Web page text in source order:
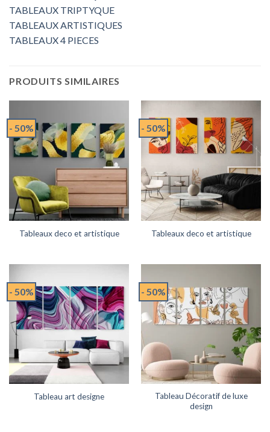
TABLEAUX TRIPTYQUE
TABLEAUX ARTISTIQUES
TABLEAUX 4 PIECES
PRODUITS SIMILAIRES
- 50%
Tableaux deco et artistique
- 50%
Tableaux deco et artistique
- 50%
Tableau art designe
- 50%
Tableau Décoratif de luxe
design